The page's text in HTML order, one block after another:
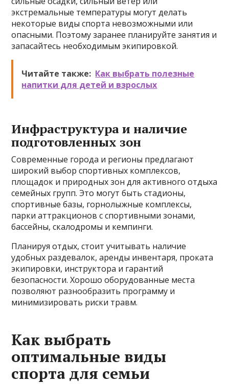
экстремальные температуры могут делать
некоторые виды спорта невозможными или
опасными. Поэтому заранее планируйте занятия и
запасайтесь необходимым экипировкой.
Читайте также: Как выбрать полезные
напитки для детей и взрослых
Инфраструктура и наличие
подготовленных зон
Современные города и регионы предлагают
широкий выбор спортивных комплексов,
площадок и природных зон для активного отдыха
семейных групп. Это могут быть стадионы,
спортивные базы, горнолыжные комплексы,
парки аттракционов с спортивными зонами,
бассейны, скалодромы и кемпинги.
Планируя отдых, стоит учитывать наличие
удобных раздевалок, аренды инвентаря, проката
экипировки, инструктора и гарантий
безопасности. Хорошо оборудованные места
позволяют разнообразить программу и
минимизировать риски травм.
Как выбрать
оптимальные виды
спорта для семьи